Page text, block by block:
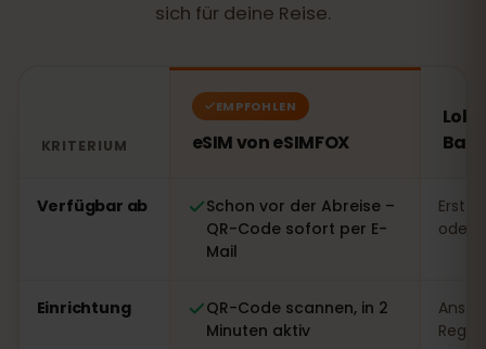
sich für deine Reise.
KRITERIUM
EMPFOHLEN
eSIM von eSIMFOX
Verfügbar ab
Schon vor der Abreise –
QR-Code sofort per E-
Mail
Erst
oder
Einrichtung
QR-Code scannen, in 2
Minuten aktiv